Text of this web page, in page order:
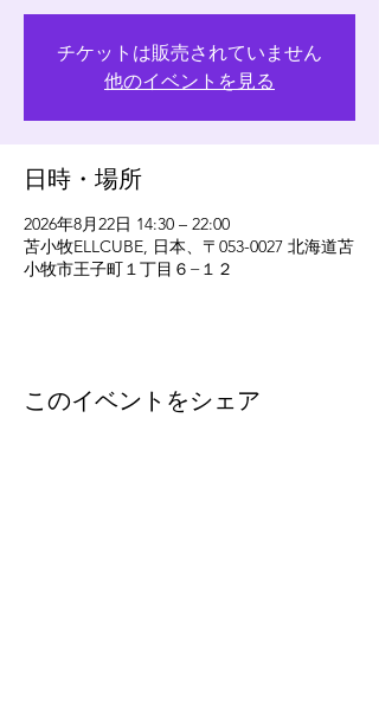
チケットは販売されていません
他のイベントを見る
日時・場所
2026年8月22日 14:30 – 22:00
苫小牧ELLCUBE, 日本、〒053-0027 北海道苫
小牧市王子町１丁目６−１２
このイベントをシェア